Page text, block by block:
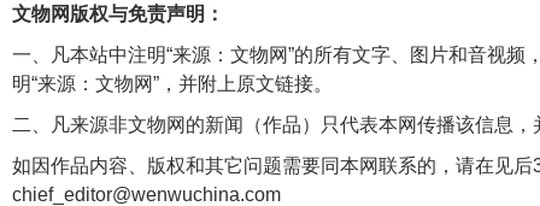
文物网版权与免责声明：
一、凡本站中注明“来源：文物网”的所有文字、图片和音视
明“来源：文物网”，并附上原文链接。
二、凡来源非文物网的新闻（作品）只代表本网传播该信息
如因作品内容、版权和其它问题需要同本网联系的，请在见后
chief_editor@wenwuchina.com